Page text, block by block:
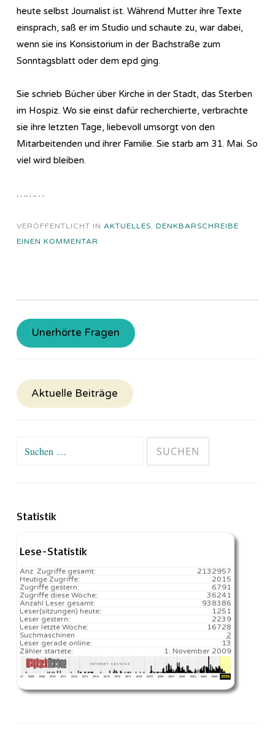
heute selbst Journalist ist. Während Mutter ihre Texte
einsprach, saß er im Studio und schaute zu, war dabei,
wenn sie ins Konsistorium in der Bachstraße zum
Sonntagsblatt oder dem epd ging.
Sie schrieb Bücher über Kirche in der Stadt, das Sterben
im Hospiz. Wo sie einst dafür recherchierte, verbrachte
sie ihre letzten Tage, liebevoll umsorgt von den
Mitarbeitenden und ihrer Familie. Sie starb am 31. Mai. So
viel wird bleiben.
………
VERÖFFENTLICHT IN AKTUELLES, DENKBARSCHREIBE
EINEN KOMMENTAR
Unerhörte Fragen
Aktuelle Beiträge
Suchen
Statistik
Lese-Statistik
2132957
Anz. Zugriffe gesamt:
2015
Heutige Zugriffe:
6791
Zugriffe gestern:
36241
Zugriffe diese Woche:
938386
Anzahl Leser gesamt:
1251️
Leser(sitzungen) heute:
2239
Leser gestern:
16728️
Leser letzte Woche:
2
Suchmaschinen
13
Leser gerade online:
1. November 2009
Zähler startete: